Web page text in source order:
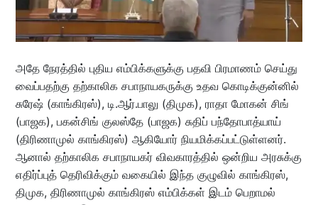
அதே நேரத்தில் புதிய எம்பிக்களுக்கு பதவி பிரமாணம் செய்து
வைப்பதற்கு தற்காலிக சபாநாயகருக்கு உதவ கொடிக்குன்னில்
சுரேஷ் (காங்கிரஸ்), டி.ஆர்.பாலு (திமுக), ராதா மோகன் சிங்
(பாஜக), பகன்சிங் குலஸ்தே (பாஜக) சுதிப் பந்தோபாத்யாய்
(திரிணாமுல் காங்கிரஸ்) ஆகியோர் நியமிக்கப்பட்டுள்ளனர்.
ஆனால் தற்காலிக சபாநாயகர் விவகாரத்தில் ஒன்றிய அரசுக்கு
எதிர்ப்புத் தெரிவிக்கும் வகையில் இந்த குழுவில் காங்கிரஸ்,
திமுக, திரிணாமுல் காங்கிரஸ் எம்பிக்கள் இடம் பெறாமல்